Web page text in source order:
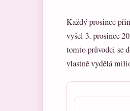
Každý prosinec
vyšel 3. prosince
tomto průvodci se
vlastně vydělá